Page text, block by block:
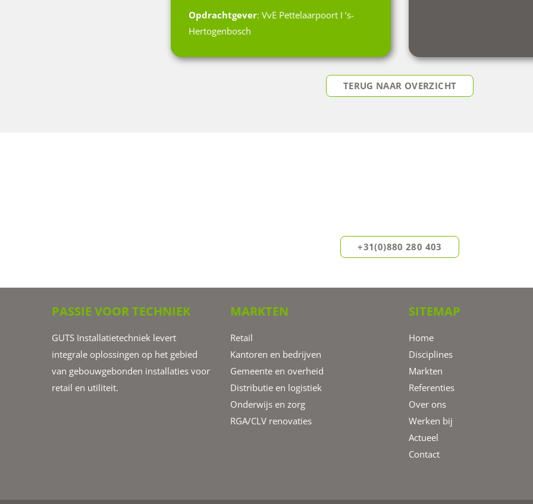
Opdrachtgever: VvE Pettelaarpoort I ’s-
Hertogenbosch
TERUG NAAR OVERZICHT
+31(0)880 280 403
PASSIE VOOR TECHNIEK
GUTS Installatietechniek levert
integrale oplossingen op het gebied
van gebouwgebonden installaties voor
retail en utiliteit.
MARKTEN
Retail
Kantoren en bedrijven
Gemeente en overheid
Distributie en logistiek
Onderwijs en zorg
RGA/CLV renovaties
SITEMAP
Home
Disciplines
Markten
Referenties
Over ons
Werken bij
Actueel
Contact